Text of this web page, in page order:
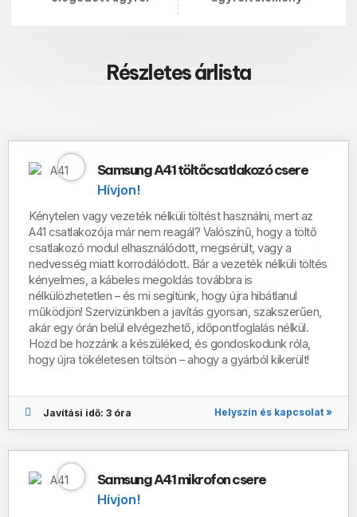
Részletes árlista
Samsung A41 töltőcsatlakozó csere
Hívjon!
Kénytelen vagy vezeték nélküli töltést használni, mert az
A41 csatlakozója már nem reagál? Valószínű, hogy a töltő
csatlakozó modul elhasználódott, megsérült, vagy a
nedvesség miatt korrodálódott. Bár a vezeték nélküli töltés
kényelmes, a kábeles megoldás továbbra is
nélkülözhetetlen – és mi segítünk, hogy újra hibátlanul
működjön! Szervizünkben a javítás gyorsan, szakszerűen,
akár egy órán belül elvégezhető, időpontfoglalás nélkül.
Hozd be hozzánk a készüléked, és gondoskodunk róla,
hogy újra tökéletesen töltsön – ahogy a gyárból kikerült!
Javítási idő: 3 óra Helyszín és kapcsolat »
Samsung A41 mikrofon csere
Hívjon!